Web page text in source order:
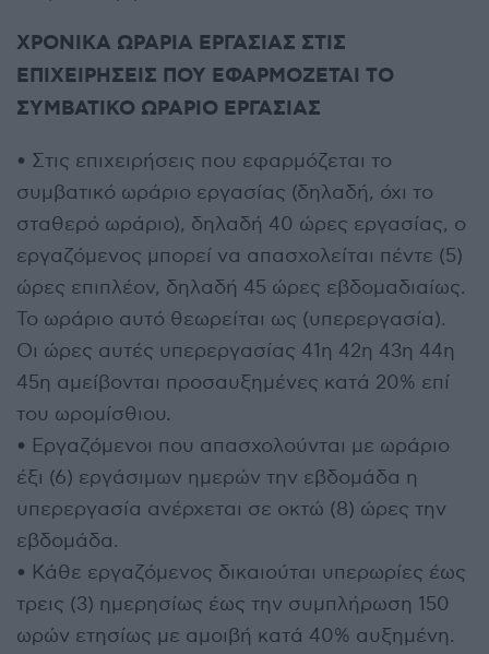
ΧΡΟΝΙΚΑ ΩΡΑΡΙΑ ΕΡΓΑΣΙΑΣ ΣΤΙΣ
ΕΠΙΧΕΙΡΗΣΕΙΣ ΠΟΥ ΕΦΑΡΜΟΖΕΤΑΙ ΤΟ
ΣΥΜΒΑΤΙΚΟ ΩΡΑΡΙΟ ΕΡΓΑΣΙΑΣ
• Στις επιχειρήσεις που εφαρμόζεται το
συμβατικό ωράριο εργασίας (δηλαδή, όχι το
σταθερό ωράριο), δηλαδή 40 ώρες εργασίας, ο
εργαζόμενος μπορεί να απασχολείται πέντε (5)
ώρες επιπλέον, δηλαδή 45 ώρες εβδομαδιαίως.
Το ωράριο αυτό θεωρείται ως (υπερεργασία).
Οι ώρες αυτές υπερεργασίας 41η 42η 43η 44η
45η αμείβονται προσαυξημένες κατά 20% επί
του ωρομίσθιου.
• Εργαζόμενοι που απασχολούνται με ωράριο
έξι (6) εργάσιμων ημερών την εβδομάδα η
υπερεργασία ανέρχεται σε οκτώ (8) ώρες την
εβδομάδα.
• Κάθε εργαζόμενος δικαιούται υπερωρίες έως
τρεις (3) ημερησίως έως την συμπλήρωση 150
ωρών ετησίως με αμοιβή κατά 40% αυξημένη.